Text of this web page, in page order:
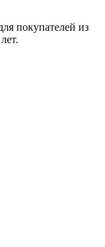
покупателей из